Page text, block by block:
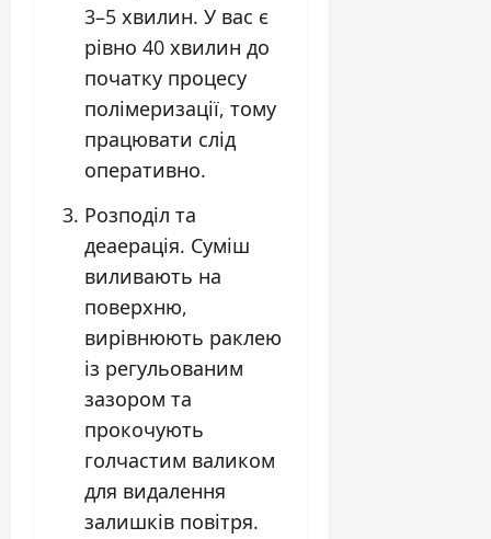
3–5 хвилин. У вас є
рівно 40 хвилин до
початку процесу
полімеризації, тому
працювати слід
оперативно.
Розподіл та
деаерація. Суміш
виливають на
поверхню,
вирівнюють раклею
із регульованим
зазором та
прокочують
голчастим валиком
для видалення
залишків повітря.